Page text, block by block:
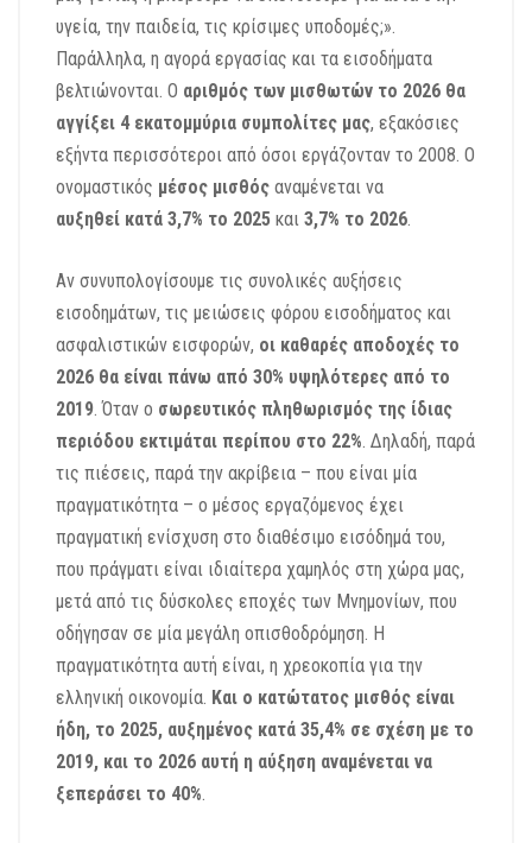
υγεία, την παιδεία, τις κρίσιμες υποδομές;».
Παράλληλα, η αγορά εργασίας και τα εισοδήματα
βελτιώνονται. Ο αριθμός των μισθωτών το 2026 θα
αγγίξει 4 εκατομμύρια συμπολίτες μας, εξακόσιες
εξήντα περισσότεροι από όσοι εργάζονταν το 2008. Ο
ονομαστικός μέσος μισθός αναμένεται να
αυξηθεί κατά 3,7% το 2025 και 3,7% το 2026.
Αν συνυπολογίσουμε τις συνολικές αυξήσεις
εισοδημάτων, τις μειώσεις φόρου εισοδήματος και
ασφαλιστικών εισφορών, οι καθαρές αποδοχές το
2026 θα είναι πάνω από 30% υψηλότερες από το
2019.Όταν ο σωρευτικός πληθωρισμός της ίδιας
περιόδου εκτιμάται περίπου στο 22%. Δηλαδή, παρά
τις πιέσεις, παρά την ακρίβεια – που είναι μία
πραγματικότητα – ο μέσος εργαζόμενος έχει
πραγματική ενίσχυση στο διαθέσιμο εισόδημά του,
που πράγματι είναι ιδιαίτερα χαμηλός στη χώρα μας,
μετά από τις δύσκολες εποχές των Μνημονίων, που
οδήγησαν σε μία μεγάλη οπισθοδρόμηση. Η
πραγματικότητα αυτή είναι, η χρεοκοπία για την
ελληνική οικονομία. Και ο κατώτατος μισθός είναι
ήδη, το 2025, αυξημένος κατά 35,4% σε σχέση με το
2019, και το 2026 αυτή η αύξηση αναμένεται να
ξεπεράσει το 40%.